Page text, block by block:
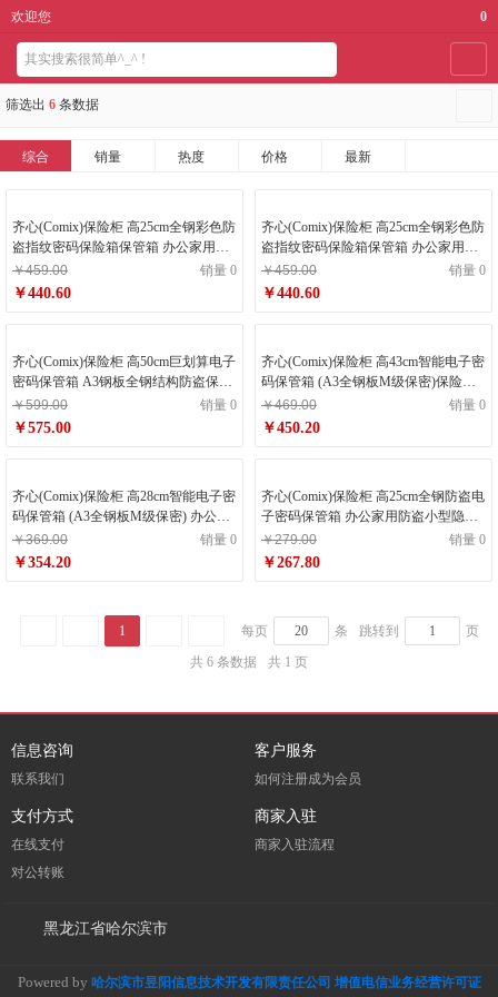
欢迎您 0
筛选出 6 条数据
综合 销量 热度 价格 最新
齐心(Comix)保险柜 高25cm全钢彩色防
盗指纹密码保险箱保管箱 办公家用防
盗保管柜BGX-M/D-2825ZW粉金
￥459.00 销量 0
￥440.60
齐心(Comix)保险柜 高25cm全钢彩色防
盗指纹密码保险箱保管箱 办公家用防
盗保管柜BGX-M&D-2825ZW灰浅灰
￥459.00 销量 0
￥440.60
齐心(Comix)保险柜 高50cm巨划算电子
密码保管箱 A3钢板全钢结构防盗保险
箱 办公家用BGX-50DS
￥599.00 销量 0
￥575.00
齐心(Comix)保险柜 高43cm智能电子密
码保管箱 (A3全钢板M级保密)保险箱
BGX-43DS
￥469.00 销量 0
￥450.20
齐心(Comix)保险柜 高28cm智能电子密
码保管箱 (A3全钢板M级保密) 办公家
用防盗 BGX-28DS
￥369.00 销量 0
￥354.20
齐心(Comix)保险柜 高25cm全钢防盗电
子密码保管箱 办公家用防盗小型隐形
保管柜BGX-25X黑色
￥279.00 销量 0
￥267.80
1 每页 条 跳转到
页
共 6 条数据
共 1 页
信息咨询
联系我们
客户服务
如何注册成为会员
支付方式
在线支付
对公转账
商家入驻
商家入驻流程
黑龙江省哈尔滨市
Powered by 哈尔滨市昱阳信息技术开发有限责任公司 增值电信业务经营许可证